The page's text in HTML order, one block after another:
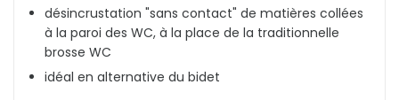
désincrustation "sans contact" de matières collées
à la paroi des WC, à la place de la traditionnelle
brosse WC
idéal en alternative du bidet